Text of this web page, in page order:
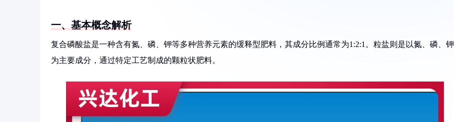
一、基本概念解析
复合磷酸盐是一种含有氮、磷、钾等多种营养元素的缓释型肥料，其成分比例通常为1:2:1。粒盐则是以氮、磷、钾
为主要成分，通过特定工艺制成的颗粒状肥料。